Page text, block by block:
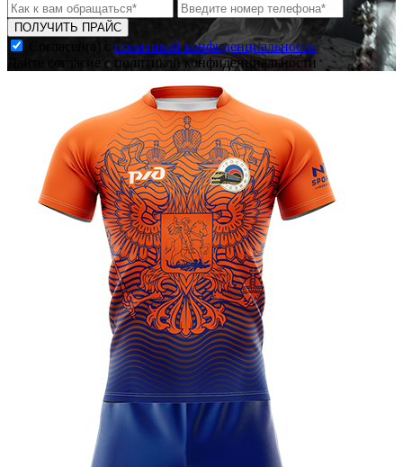
ПОЛУЧИТЬ ПРАЙС
политикой конфиденциальности
Дайте согласие с политикой конфиденциальности